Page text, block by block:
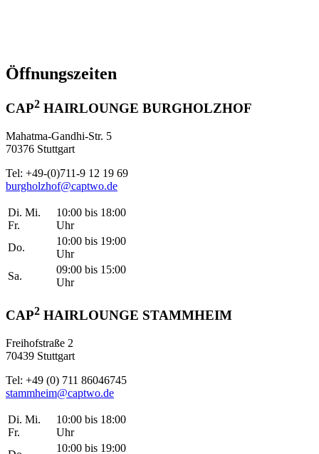
Öffnungszeiten
CAP2 HAIRLOUNGE BURGHOLZHOF
Mahatma-Gandhi-Str. 5
70376 Stuttgart
Tel: +49-(0)711-9 12 19 69
burgholzhof@captwo.de
Di. Mi.
Fr.
10:00 bis 18:00
Uhr
Do.
10:00 bis 19:00
Uhr
Sa.
09:00 bis 15:00
Uhr
CAP2 HAIRLOUNGE STAMMHEIM
Freihofstraße 2
70439 Stuttgart
Tel: +49 (0) 711 86046745
stammheim@captwo.de
Di. Mi.
Fr.
10:00 bis 18:00
Uhr
10:00 bis 19:00